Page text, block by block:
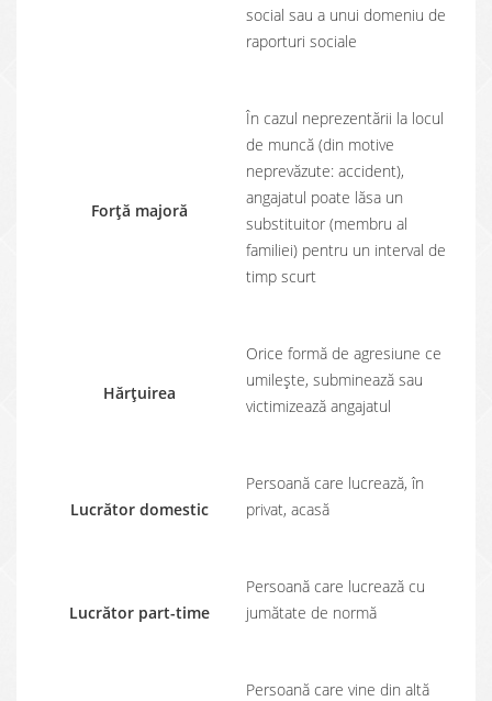
social sau a unui domeniu de
raporturi sociale
Forță majoră
În cazul neprezentării la locul
de muncă (din motive
neprevăzute: accident),
angajatul poate lăsa un
substituitor (membru al
familiei) pentru un interval de
timp scurt
Hărțuirea
Orice formă de agresiune ce
umilește, subminează sau
victimizează angajatul
Lucrător domestic
Persoană care lucrează, în
privat, acasă
Lucrător part-time
Persoană care lucrează cu
jumătate de normă
Persoană care vine din altă